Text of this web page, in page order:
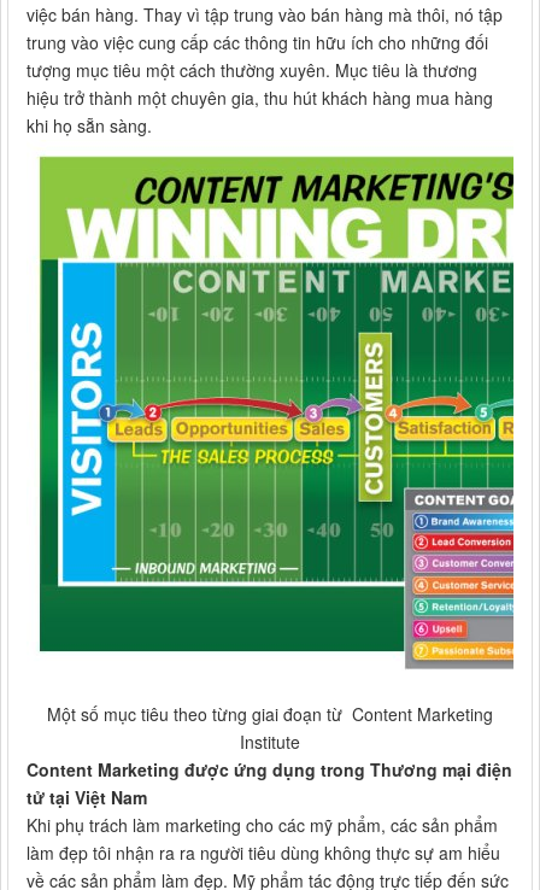
việc bán hàng. Thay vì tập trung vào bán hàng mà thôi, nó tập
trung vào việc cung cấp các thông tin hữu ích cho những đối
tượng mục tiêu một cách thường xuyên. Mục tiêu là thương
hiệu trở thành một chuyên gia, thu hút khách hàng mua hàng
khi họ sẵn sàng.
Một số mục tiêu theo từng giai đoạn từ Content Marketing
Institute
Content Marketing được ứng dụng trong Thương mại điện
tử tại Việt Nam
Khi phụ trách làm marketing cho các mỹ phẩm, các sản phẩm
làm đẹp tôi nhận ra ra người tiêu dùng không thực sự am hiểu
về các sản phẩm làm đẹp. Mỹ phẩm tác động trực tiếp đến sức